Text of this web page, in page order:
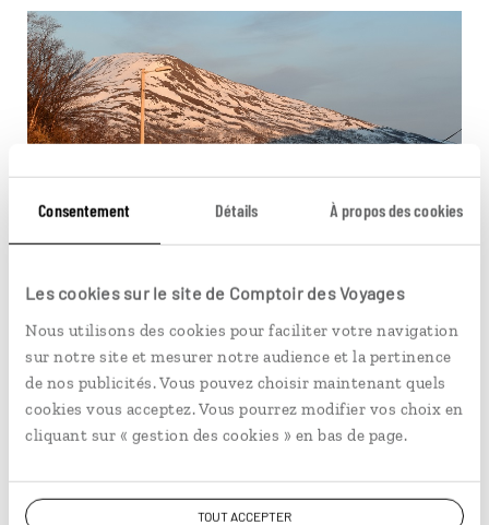
Consentement Détails À propos des cookies
Les cookies sur le site de Comptoir des Voyages
Nous utilisons des cookies pour faciliter votre navigation
sur notre site et mesurer notre audience et la pertinence
de nos publicités. Vous pouvez choisir maintenant quels
cookies vous acceptez. Vous pourrez modifier vos choix en
cliquant sur « gestion des cookies » en bas de page.
TOUT ACCEPTER
Le soleil de minuit est propre aux régions situées au-delà des
cercles polaires. © Léon Fuchs
Vous aimerez aussi...